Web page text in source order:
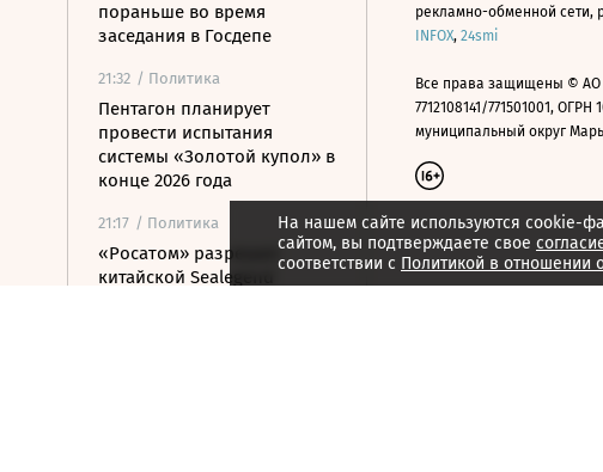
пораньше во время
заседания в Госдепе
21:32 / Политика
Пентагон планирует
провести испытания
системы «Золотой купол» в
конце 2026 года
21:17 / Политика
«Росатом» разрешил
китайской Sealegend
На нашем сайте используются cookie-
сайтом, вы подтверждаете свое
соответствии с Политикой в отношении
рекламно-обменной сети,
INFOX, 24smi
Все права защищены ©
7712108141/771501001, ОГРН
муниципальный округ